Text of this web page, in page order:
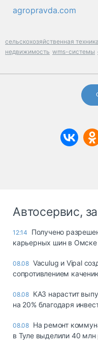
agropravda.com
сельскохозяйственная техника
недвижимость wms-системы
Автосервис,
12:14
Получено
карьерных шин в Омске
08.08 Vaculug и Vipal
сопротивлением
08.08 КАЗ нарастит
на 20% благодаря
08.08 На ремонт
в Туле выделили 40 млн